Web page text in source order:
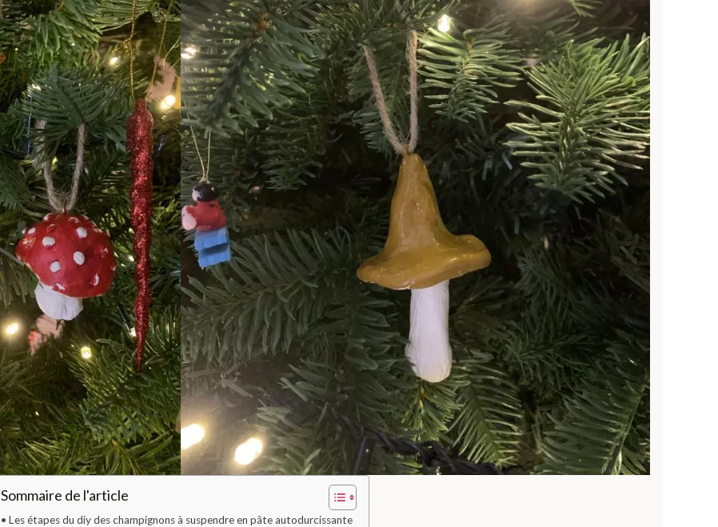
Sommaire de l'article
Les étapes du diy des champignons à suspendre en pâte autodurcissante